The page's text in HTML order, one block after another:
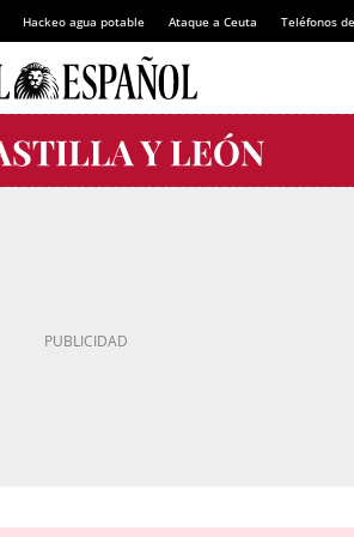
Hackeo agua potable Ataque a Ceuta Teléfonos